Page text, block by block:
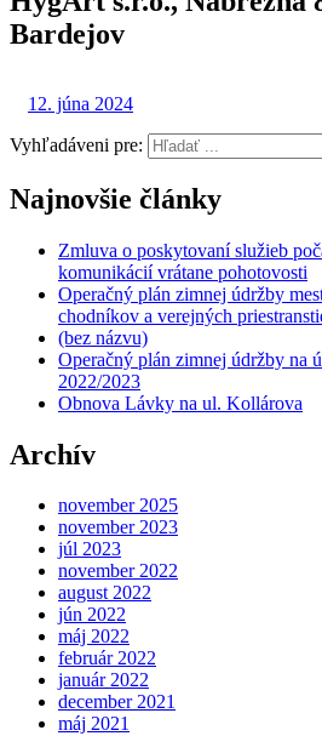
Bardejov
12. júna 2024
Vyhľadáveni pre:
Najnovšie články
Zmluva o poskytovaní služieb
komunikácií vrátane pohotovosti
Operačný plán zimnej údržby
chodníkov a verejných
(bez názvu)
Operačný plán zimnej údržby na
2022/2023
Obnova Lávky na ul. Kollárova
Archív
november 2025
november 2023
júl 2023
november 2022
august 2022
jún 2022
máj 2022
február 2022
január 2022
december 2021
máj 2021